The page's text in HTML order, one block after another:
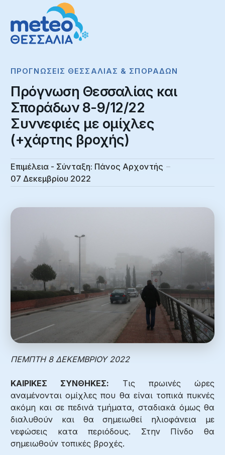
ΠΡΟΓΝΏΣΕΙΣ ΘΕΣΣΑΛΊΑΣ & ΣΠΟΡΆΔΩΝ
Πρόγνωση Θεσσαλίας και
Σποράδων 8-9/12/22
Συννεφιές με ομίχλες
(+χάρτης βροχής)
Επιμέλεια - Σύνταξη: Πάνος Αρχοντής
07 Δεκεμβρίου 2022
ΠΕΜΠΤΗ 8 ΔΕΚΕΜΒΡΙΟΥ 2022
ΚΑΙΡΙΚΕΣ ΣΥΝΘΗΚΕΣ: Τις πρωινές ώρες
αναμένονται ομίχλες που θα είναι τοπικά πυκνές
ακόμη και σε πεδινά τμήματα, σταδιακά όμως θα
διαλυθούν και θα σημειωθεί ηλιοφάνεια με
νεφώσεις κατα περιόδους. Στην Πίνδο θα
σημειωθούν τοπικές βροχές.